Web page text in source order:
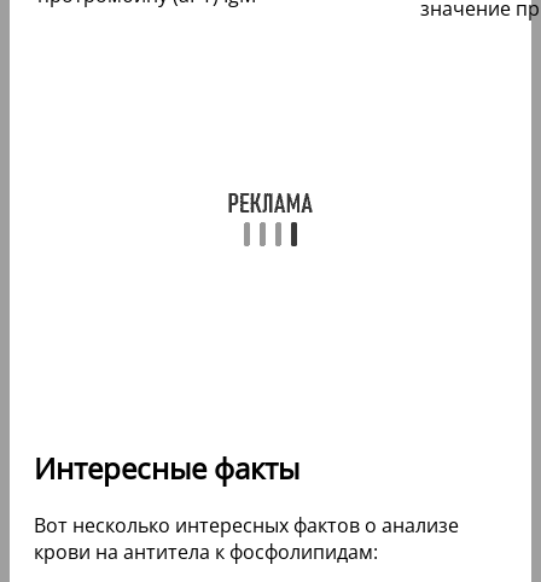
значение
Интересные факты
Вот несколько интересных фактов о анализе
крови на антитела к фосфолипидам: